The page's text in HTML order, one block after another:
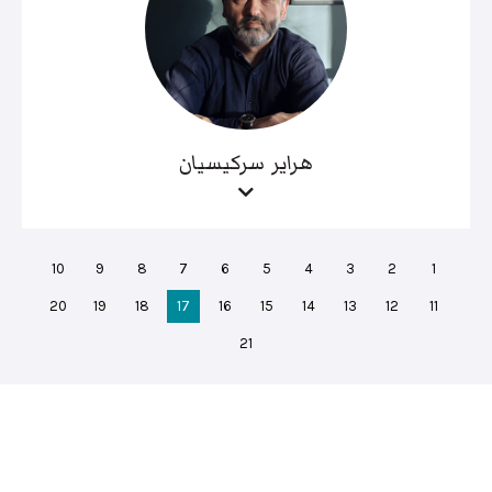
هراير سركيسيان
1
2
3
4
5
6
7
8
9
10
11
12
13
14
15
16
17
18
19
20
21